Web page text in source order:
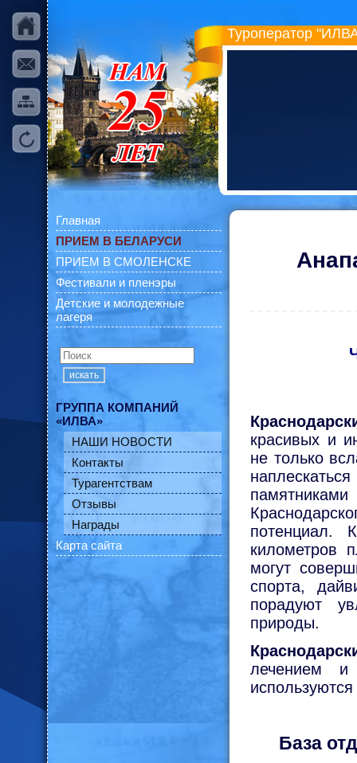
Туроператор
Главная
ПРИЕМ В БЕЛАРУСИ
ПРИЕМ В СМОЛЕНСКЕ
Фестивали и пленэры
Детские и молодежные
лагеря
искать
ГРУППА КОМПАНИЙ
«ИЛВА»
НАШИ НОВОСТИ
Контакты
Турагентствам
Отзывы
Награды
Карта сайта
красивых и
не только
потенциал.
километров
могут
спорта,
порадуют
природы.
лечением и
База